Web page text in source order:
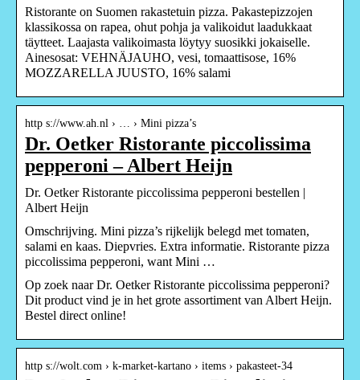
Ristorante on Suomen rakastetuin pizza. Pakastepizzojen
klassikossa on rapea, ohut pohja ja valikoidut laadukkaat
täytteet. Laajasta valikoimasta löytyy suosikki jokaiselle.
Ainesosat: VEHNÄJAUHO, vesi, tomaattisose, 16%
MOZZARELLA JUUSTO, 16% salami
http s://www.ah.nl › … › Mini pizza’s
Dr. Oetker Ristorante piccolissima
pepperoni – Albert Heijn
Dr. Oetker Ristorante piccolissima pepperoni bestellen |
Albert Heijn
Omschrijving. Mini pizza’s rijkelijk belegd met tomaten,
salami en kaas. Diepvries. Extra informatie. Ristorante pizza
piccolissima pepperoni, want Mini …
Op zoek naar Dr. Oetker Ristorante piccolissima pepperoni?
Dit product vind je in het grote assortiment van Albert Heijn.
Bestel direct online!
http s://wolt.com › k-market-kartano › items › pakasteet-34